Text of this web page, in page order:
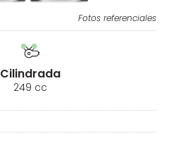
Fotos referenciales
Cilindrada
249 cc